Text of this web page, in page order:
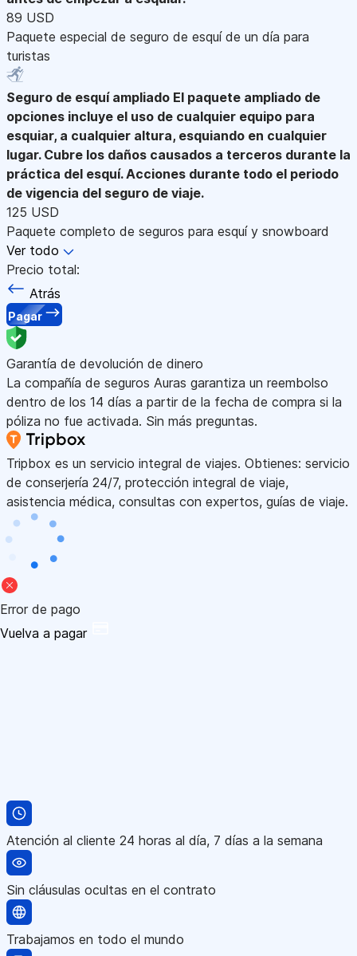
89 USD
Paquete especial de seguro de esquí de un día para
turistas
Seguro de esquí ampliado El paquete ampliado de
opciones incluye el uso de cualquier equipo para
esquiar, a cualquier altura, esquiando en cualquier
lugar. Cubre los daños causados a terceros durante la
práctica del esquí. Acciones durante todo el periodo
de vigencia del seguro de viaje.
125 USD
Paquete completo de seguros para esquí y snowboard
Ver todo
Precio total:
Atrás
Pagar
Garantía de devolución de dinero
La compañía de seguros Auras garantiza un reembolso
dentro de los 14 días a partir de la fecha de compra si la
póliza no fue activada. Sin más preguntas.
Tripbox es un servicio integral de viajes. Obtienes: servicio
de conserjería 24/7, protección integral de viaje,
asistencia médica, consultas con expertos, guías de viaje.
Error de pago
Vuelva a pagar
Atención al cliente 24 horas al día, 7 días a la semana
Sin cláusulas ocultas en el contrato
Trabajamos en todo el mundo